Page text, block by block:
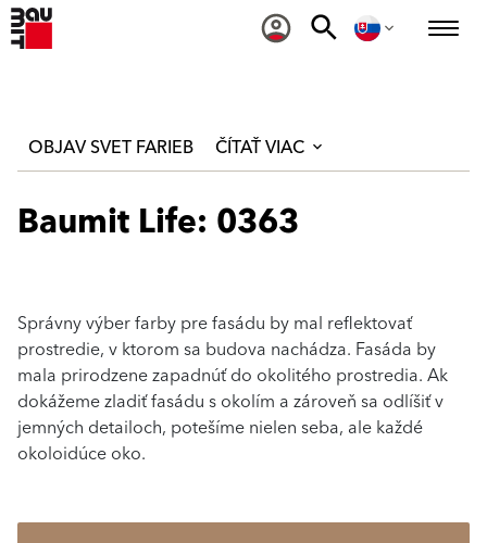
OBJAV SVET FARIEB ČÍTAŤ VIAC
Baumit Life: 0363
Správny výber farby pre fasádu by mal reflektovať
prostredie, v ktorom sa budova nachádza. Fasáda by
mala prirodzene zapadnúť do okolitého prostredia. Ak
dokážeme zladiť fasádu s okolím a zároveň sa odlíšiť v
jemných detailoch, potešíme nielen seba, ale každé
okoloidúce oko.